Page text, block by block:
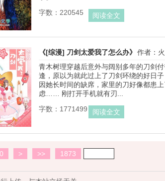
字数：220545
阅读全文
《[综漫] 刀剑太爱我了怎么办》 作者：
青木树理穿越后意外与阔别多年的刀剑
逢，原以为就此过上了刀剑环绕的好日子
因她长时间的缺席，家里的刀好像都患
虑…… 刚打开手机就有刃...
字数：1771499
阅读全文
> >> 1873